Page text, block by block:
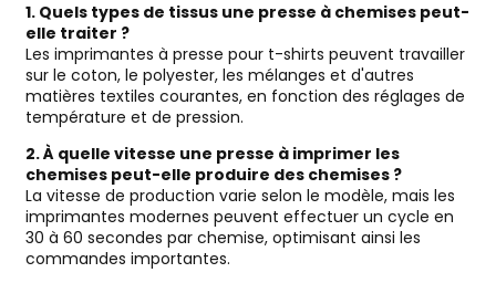
1. Quels types de tissus une presse à chemises peut-
elle traiter ?
Les imprimantes à presse pour t-shirts peuvent travailler
sur le coton, le polyester, les mélanges et d'autres
matières textiles courantes, en fonction des réglages de
température et de pression.
2. À quelle vitesse une presse à imprimer les
chemises peut-elle produire des chemises ?
La vitesse de production varie selon le modèle, mais les
imprimantes modernes peuvent effectuer un cycle en
30 à 60 secondes par chemise, optimisant ainsi les
commandes importantes.